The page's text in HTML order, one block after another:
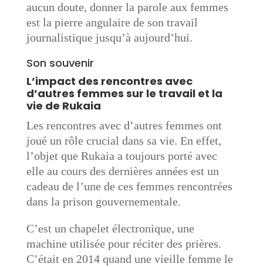
aucun doute, donner la parole aux femmes
est la pierre angulaire de son travail
journalistique jusqu’à aujourd’hui.
Son souvenir
L’impact des rencontres avec
d’autres femmes sur le travail et la
vie de Rukaia
Les rencontres avec d’autres femmes ont
joué un rôle crucial dans sa vie. En effet,
l’objet que Rukaia a toujours porté avec
elle au cours des dernières années est un
cadeau de l’une de ces femmes rencontrées
dans la prison gouvernementale.
C’est un chapelet électronique, une
machine utilisée pour réciter des prières.
C’était en 2014 quand une vieille femme le